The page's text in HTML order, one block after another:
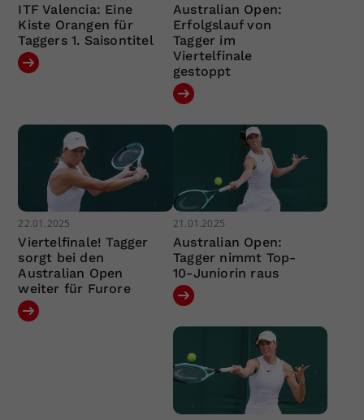
ITF Valencia: Eine
Kiste Orangen für
Taggers 1. Saisontitel
Australian Open:
Erfolgslauf von
Tagger im
Viertelfinale
gestoppt
22.01.2025
Viertelfinale! Tagger
sorgt bei den
Australian Open
weiter für Furore
21.01.2025
Australian Open:
Tagger nimmt Top-
10-Juniorin raus